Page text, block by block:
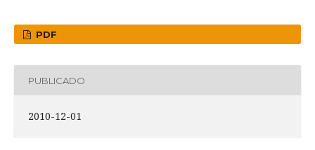
PDF
PUBLICADO
2010-12-01